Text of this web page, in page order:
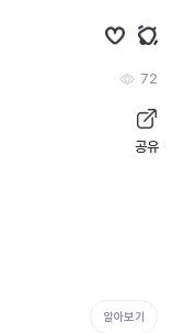
72
공유
알아보기